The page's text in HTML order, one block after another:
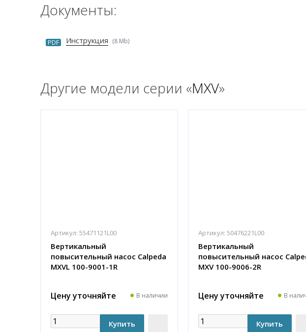
Документы:
PDF Инструкция (8 Mb)
Другие модели серии «MXV»
Артикул: 55471121L00
Вертикальный
повысительный насос Calpeda
MXVL 100-9001-1R
Цену уточняйте В наличии
Артикул: 50476221L00
Вертикальный
повысительный насос
MXV 100-9006-2R
Цену уточняйте В